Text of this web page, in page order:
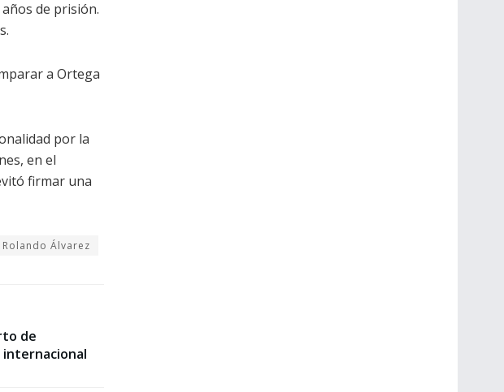
de prisión.
a Ortega
por la
en el
firmar una
Rolando Álvarez
de